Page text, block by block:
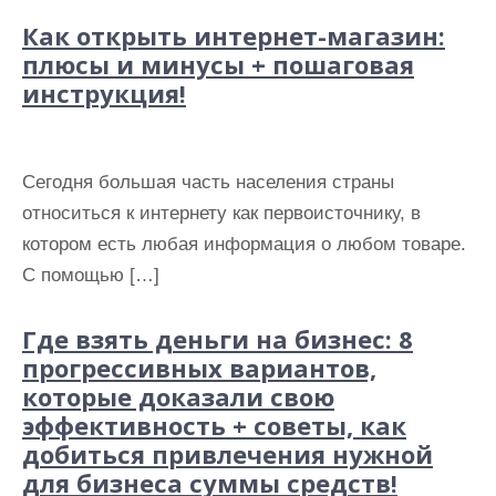
Как открыть интернет-магазин:
плюсы и минусы + пошаговая
инструкция!
Сегодня большая часть населения страны
относиться к интернету как первоисточнику, в
котором есть любая информация о любом товаре.
С помощью […]
Где взять деньги на бизнес: 8
прогрессивных вариантов,
которые доказали свою
эффективность + советы, как
добиться привлечения нужной
для бизнеса суммы средств!